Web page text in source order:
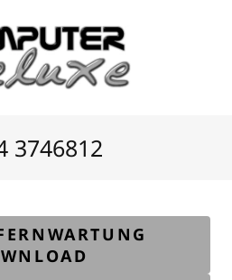
3746812